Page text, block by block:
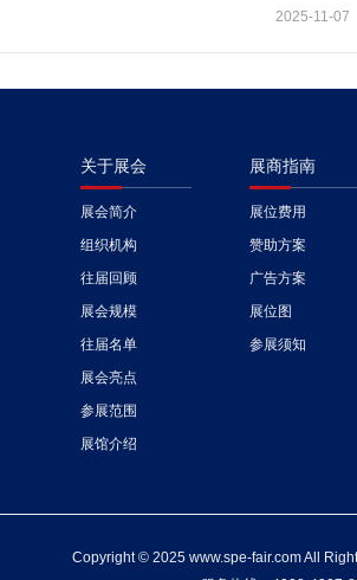
2025-11-07
关于展会
展会简介
组织机构
往届回顾
展会规模
往届名单
展会亮点
参展范围
展馆介绍
展商指南
展位费用
赞助方案
广告方案
展位图
参展须知
Copyright © 2025 www.spe-fair.com All